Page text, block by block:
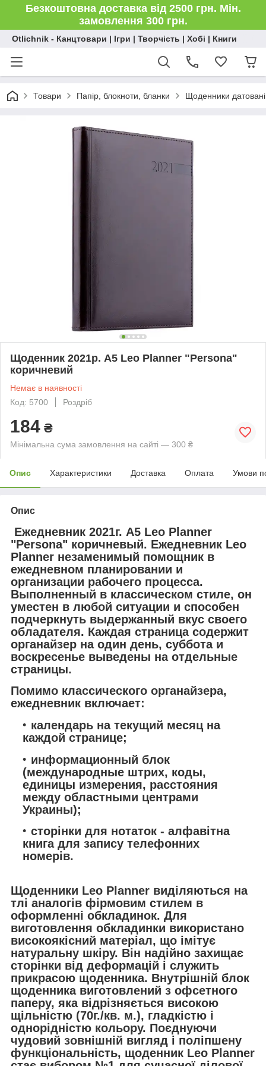
Безкоштовна доставка від 2500 грн. Мін.
замовлення 300 грн.
Otlichnik - Канцтовари | Ігри | Творчість | Хобі | Книги
Товари Папір, блокноти, бланки Щоденники датовані
Щоденник 2021р. А5 Leo Planner "Persona"
коричневий
Немає в наявності
Код: 5700
Роздріб
184 ₴
Мінімальна сума замовлення на сайті — 300 ₴
Опис Характеристики Доставка Оплата Умови
Опис
Ежедневник 2021г. А5 Leo Planner
"Persona" коричневый. Ежедневник Leo
Planner незаменимый помощник в
ежедневном планировании и
организации рабочего процесса.
Выполненный в классическом стиле, он
уместен в любой ситуации и способен
подчеркнуть выдержанный вкус своего
обладателя. Каждая страница содержит
органайзер на один день, суббота и
воскресенье выведены на отдельные
страницы.
Помимо классического органайзера,
ежедневник включает:
календарь на текущий месяц на
каждой странице;
информационный блок
(международные штрих, коды,
единицы измерения, расстояния
между областными центрами
Украины);
сторінки для нотаток - алфавітна
книга для запису телефонних
номерів.
Щоденники Leo Planner виділяються на
тлі аналогів фірмовим стилем в
оформленні обкладинок. Для
виготовлення обкладинки використано
високоякісний матеріал, що імітує
натуральну шкіру. Він надійно захищає
сторінки від деформацій і служить
прикрасою щоденника. Внутрішній блок
щоденника виготовлений з офсетного
паперу, яка відрізняється високою
щільністю (70г./кв. м.), гладкістю і
однорідністю кольору. Поєднуючи
чудовий зовнішній вигляд і поліпшену
функціональність, щоденник Leo Planner